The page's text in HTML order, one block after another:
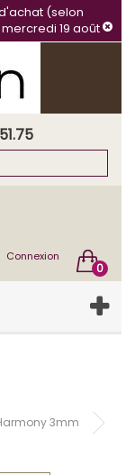
(selon
19 août
0
Connexion
3mm